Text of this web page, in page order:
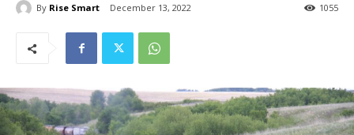
By Rise Smart December 13, 2022 1055